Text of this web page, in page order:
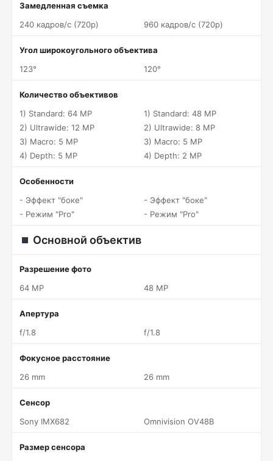
Замедленная съемка
240 кадров/c (720p)
960 кадров/c (720p)
Угол широкоугольного объектива
123°
120°
Количество объективов
1) Standard: 64 MP
2) Ultrawide: 12 MP
3) Macro: 5 MP
4) Depth: 5 MP
1) Standard: 48 MP
2) Ultrawide: 8 MP
3) Macro: 5 MP
4) Depth: 2 MP
Особенности
- Эффект "боке"
- Режим "Pro"
- Эффект "боке"
- Режим "Pro"
Основной объектив
Разрешение фото
64 MP
48 MP
Апертура
f/1.8
f/1.8
Фокусное расстояние
26 mm
26 mm
Сенсор
Sony IMX682
Omnivision OV48B
Размер сенсора